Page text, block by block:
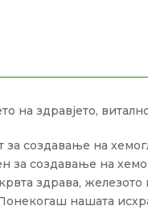
на здравјето,
за создавање на
создавање на
здрава,
нашата